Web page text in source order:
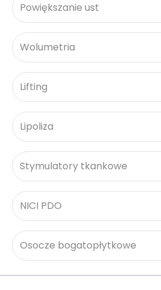
Powiększanie ust
Wolumetria
Lifting
Lipoliza
Stymulatory tkankowe
NICI PDO
Osocze bogatopłytkowe